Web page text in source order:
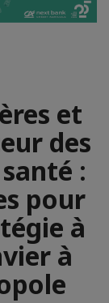
et
des
:
pour
à
à